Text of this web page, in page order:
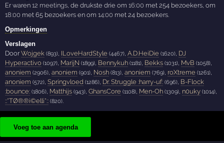
Er waren12 meetings , de drukste drie om16:00 met 254 bezoekers, om
18:00 met 65 bezoekers en om14:00 met 24 bezoekers.
Opmerkingen
Verslagen
DoorWojgek (893), ILoveHardStyle (4467),A.D.HeiDie (1620), DJ
Hyperactivo (1097), MarijN (1899), Bennykuh (1181), Bekks (1031), MvB (1058),
anoniem (2906),anoniem (901), Nosh (813),anoniem (769), roXtreme (1261),
anoniem (572),Springvloed (1286), Dr. Struggle :harry-uf: (696), B-Flock
:bounce: (1806), Matthijs (943),GhansCore (1108), Men-Oh (1309), n0uky (1014),
::*TØ®®i©elli*:: (820).
Voeg toe aan agenda